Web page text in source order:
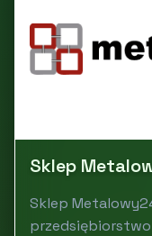
Sklep
Sklep
przedsiębiorstwo